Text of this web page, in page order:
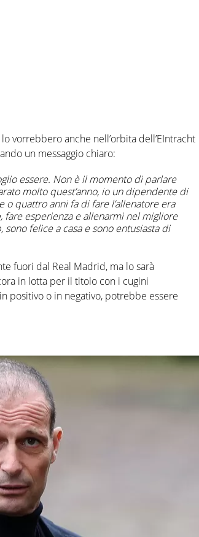
vorrebbero anche nell’orbita dell’EIntracht
un messaggio chiaro:
essere. Non è il momento di parlare
molto quest’anno, io un dipendente di
quattro anni fa di fare l’allenatore era
fare esperienza e allenarmi nel migliore
felice a casa e sono entusiasta di
fuori dal Real Madrid, ma lo sarà
in lotta per il titolo con i cugini
positivo o in negativo, potrebbe essere